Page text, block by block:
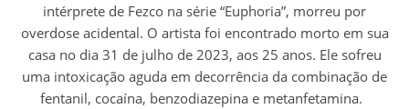
intérprete de Fezco na série “Euphoria”, morreu por
overdose acidental. O artista foi encontrado morto em sua
casa no dia 31 de julho de 2023, aos 25 anos. Ele sofreu
uma intoxicação aguda em decorrência da combinação de
fentanil, cocaína, benzodiazepina e metanfetamina.